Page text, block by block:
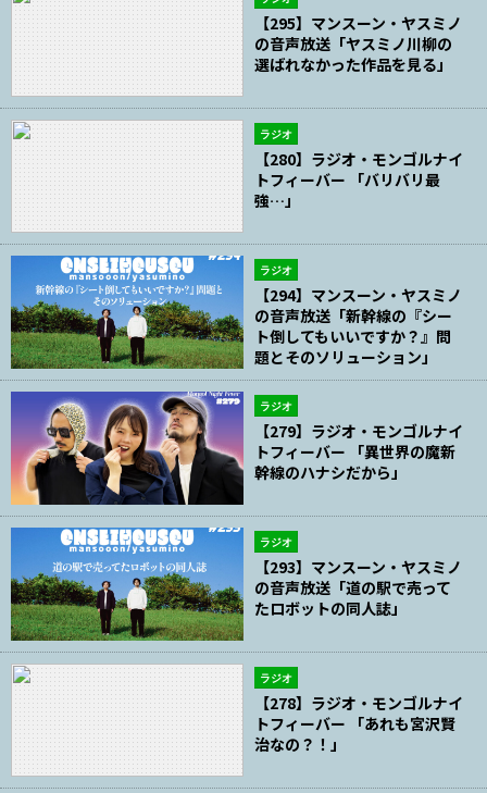
【295】マンスーン・ヤスミノ
の音声放送「ヤスミノ川柳の
選ばれなかった作品を見る」
ラジオ
【280】ラジオ・モンゴルナイ
トフィーバー 「バリバリ最
強…」
ラジオ
【294】マンスーン・ヤスミノ
の音声放送「新幹線の『シー
ト倒してもいいですか？』問
題とそのソリューション」
ラジオ
【279】ラジオ・モンゴルナイ
トフィーバー 「異世界の魔新
幹線のハナシだから」
ラジオ
【293】マンスーン・ヤスミノ
の音声放送「道の駅で売って
たロボットの同人誌」
ラジオ
【278】ラジオ・モンゴルナイ
トフィーバー 「あれも宮沢賢
治なの？！」